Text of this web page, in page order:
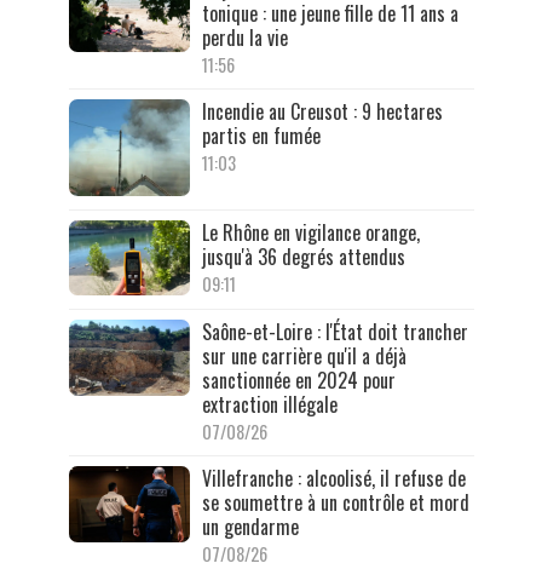
tonique : une jeune fille de 11 ans a
perdu la vie
11:56
Incendie au Creusot : 9 hectares
partis en fumée
11:03
Le Rhône en vigilance orange,
jusqu'à 36 degrés attendus
09:11
Saône-et-Loire : l'État doit trancher
sur une carrière qu'il a déjà
sanctionnée en 2024 pour
extraction illégale
07/08/26
Villefranche : alcoolisé, il refuse de
se soumettre à un contrôle et mord
un gendarme
07/08/26